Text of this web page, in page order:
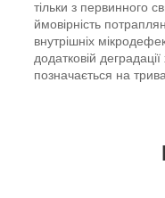
тільки з первинного
ймовірність
внутрішніх
додатковій
позначається на